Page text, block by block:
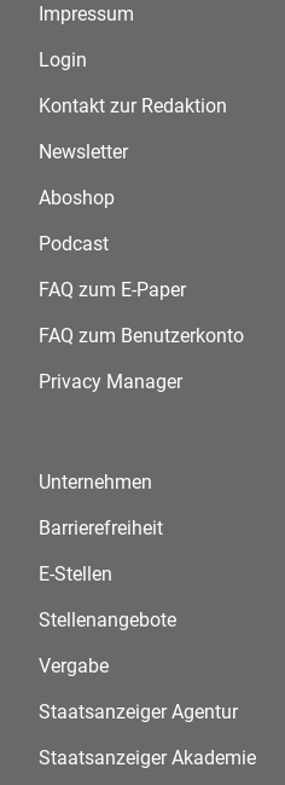
Impressum
Login
Kontakt zur Redaktion
Newsletter
Aboshop
Podcast
FAQ zum E-Paper
FAQ zum Benutzerkonto
Privacy Manager
Unternehmen
Barrierefreiheit
E-Stellen
Stellenangebote
Vergabe
Staatsanzeiger Agentur
Staatsanzeiger Akademie